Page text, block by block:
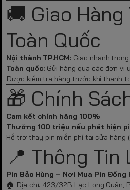
🚚 Giao
Toàn Quốc
Nội thành TP.HCM: Giao nhanh
Toàn quốc: Gửi hàng qua các đơn vị
Được kiểm tra hàng trước khi thanh
🎁 Chính
Cam kết chính hãng 100%
Thưởng 100 triệu nếu phát hiện
Hỗ trợ thay pin miễn phí tại cửa hàng
📍 Thông Tin
Pin Bảo Hùng – Nơi Mua Pin Đồng
🏠 Địa chỉ: 423/32B Lạc Long Quân,